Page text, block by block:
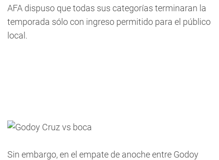
AFA dispuso que todas sus categorías terminaran la
temporada sólo con ingreso permitido para el público
local.
Sin embargo, en el empate de anoche entre Godoy